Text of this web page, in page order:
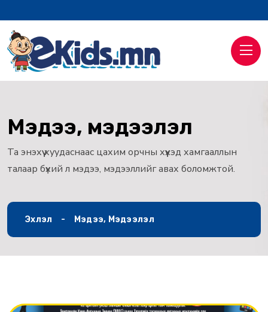
Мэдээ, мэдээлэл
Та энэхүү хуудаснаас цахим орчны хүүхэд хамгааллын
талаар бүхий л мэдээ, мэдээллийг авах боломжтой.
Эхлэл Мэдээ, Мэдээлэл